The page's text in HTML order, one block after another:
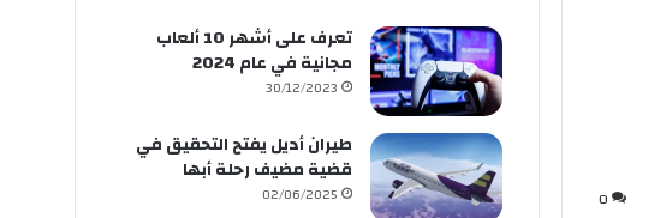
0
تعرف على أشهر 10 ألعاب
مجانية في عام 2024
30/12/2023
طيران أديل يفتح التحقيق في
قضية مضيف رحلة أبها
02/06/2025